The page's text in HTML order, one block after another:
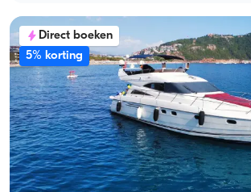
Direct boeken
5% korting